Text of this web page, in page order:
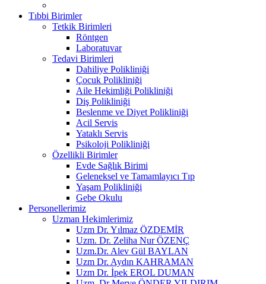
Tıbbi Birimler
Tetkik Birimleri
Röntgen
Laboratuvar
Tedavi Birimleri
Dahiliye Polikliniği
Çocuk Polikliniği
Aile Hekimliği Polikliniği
Diş Polikliniği
Beslenme ve Diyet Polikliniği
Acil Servis
Yataklı Servis
Psikoloji Polikliniği
Özellikli Birimler
Evde Sağlık Birimi
Geleneksel ve Tamamlayıcı Tıp
Yaşam Polikliniği
Gebe Okulu
Personellerimiz
Uzman Hekimlerimiz
Uzm Dr. Yılmaz ÖZDEMİR
Uzm. Dr. Zeliha Nur ÖZENÇ
Uzm.Dr. Alev Gül BAYLAN
Uzm Dr. Aydın KAHRAMAN
Uzm Dr. İpek EROL DUMAN